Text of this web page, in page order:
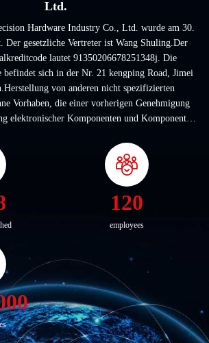
Ltd.
Hardware Industry Co., Ltd. wurde am 30.
Der gesetzliche Vertreter ist Wang Shuling.Der
lautet 91350206678251348j. Die
befindet sich in der Nr. 21 kengping Road, Jimei
von anderen nicht spezifizierten
Vorhaben, die einer vorherigen Genehmigung
elektronischer Komponenten und Komponenten;
120
employees